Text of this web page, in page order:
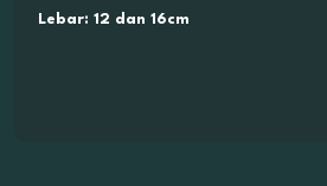
Lebar: 12 dan 16cm